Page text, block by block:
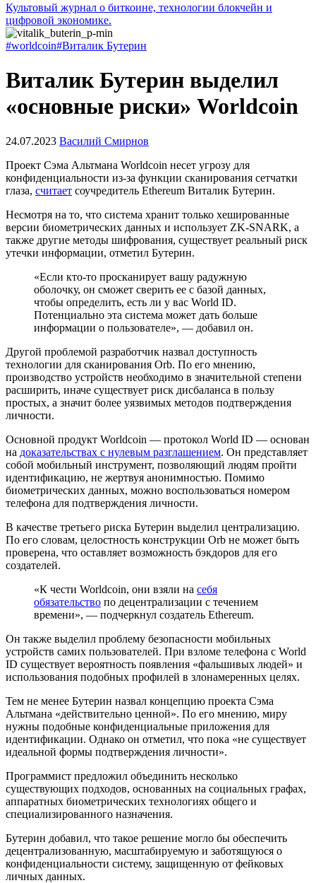
Культовый журнал о биткоине, технологии блокчейн и
цифровой экономике.
#worldcoin#Виталик Бутерин
Виталик Бутерин выделил
«основные риски» Worldcoin
24.07.2023 Василий Смирнов
Проект Сэма Альтмана Worldcoin несет угрозу для
конфиденциальности из-за функции сканирования сетчатки
глаза, считает соучредитель Ethereum Виталик Бутерин.
Несмотря на то, что система хранит только хешированные
версии биометрических данных и использует ZK-SNARK, а
также другие методы шифрования, существует реальный риск
утечки информации, отметил Бутерин.
«Если кто-то просканирует вашу радужную
оболочку, он сможет сверить ее с базой данных,
чтобы определить, есть ли у вас World ID.
Потенциально эта система может дать больше
информации о пользователе», — добавил он.
Другой проблемой разработчик назвал доступность
технологии для сканирования Orb. По его мнению,
производство устройств необходимо в значительной степени
расширить, иначе существует риск дисбаланса в пользу
простых, а значит более уязвимых методов подтверждения
личности.
Основной продукт Worldcoin — протокол World ID — основан
на доказательствах с нулевым разглашением. Он представляет
собой мобильный инструмент, позволяющий людям пройти
идентификацию, не жертвуя анонимностью. Помимо
биометрических данных, можно воспользоваться номером
телефона для подтверждения личности.
В качестве третьего риска Бутерин выделил централизацию.
По его словам, целостность конструкции Orb не может быть
проверена, что оставляет возможность бэкдоров для его
создателей.
«К чести Worldcoin, они взяли на себя
обязательство по децентрализации с течением
времени», — подчеркнул создатель Ethereum.
Он также выделил проблему безопасности мобильных
устройств самих пользователей. При взломе телефона с World
ID существует вероятность появления «фальшивых людей» и
использования подобных профилей в злонамеренных целях.
Тем не менее Бутерин назвал концепцию проекта Сэма
Альтмана «действительно ценной». По его мнению, миру
нужны подобные конфиденциальные приложения для
идентификации. Однако он отметил, что пока «не существует
идеальной формы подтверждения личности».
Программист предложил объединить несколько
существующих подходов, основанных на социальных графах,
аппаратных биометрических технологиях общего и
специализированного назначения.
Бутерин добавил, что такое решение могло бы обеспечить
децентрализованную, масштабируемую и заботящуюся о
конфиденциальности систему, защищенную от фейковых
личных данных.